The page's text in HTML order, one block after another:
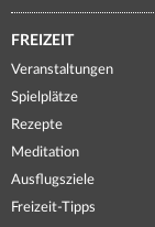
FREIZEIT
Veranstaltungen
Spielplätze
Rezepte
Meditation
Ausflugsziele
Freizeit-Tipps